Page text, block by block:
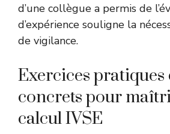
d’une collègue a permis de
d’expérience souligne la
de vigilance.
Exercices pratiques
concrets pour
calcul IVSE